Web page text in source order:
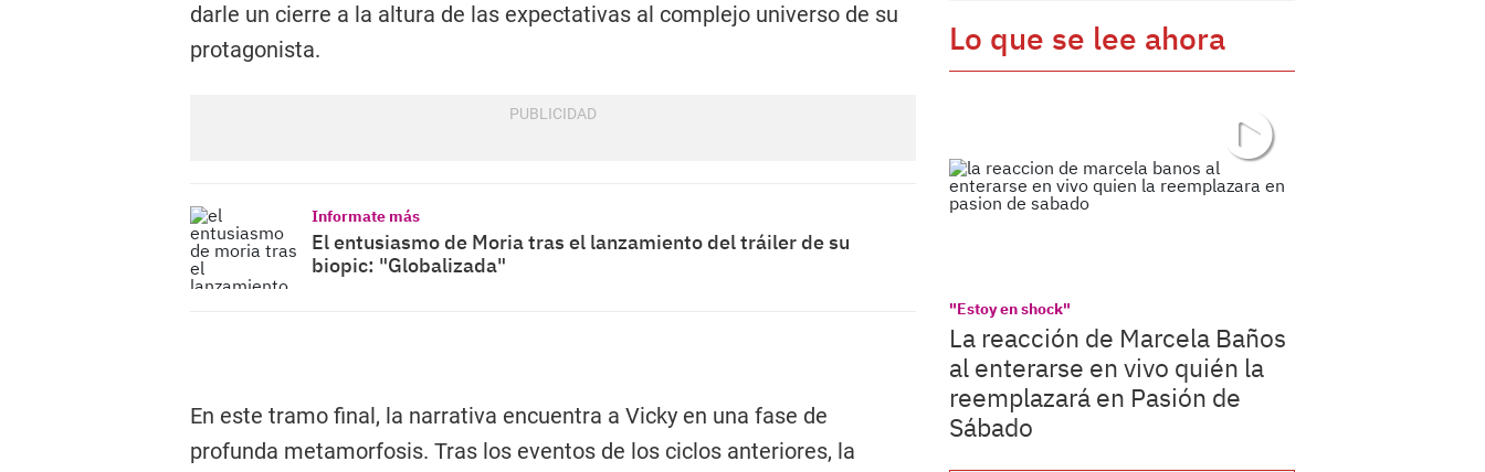
darle un cierre a la altura de las expectativas al complejo universo de su
protagonista.
Informate más
El entusiasmo de Moria tras el lanzamiento del tráiler de su
biopic: "Globalizada"
En este tramo final, la narrativa encuentra a Vicky en una fase de
profunda metamorfosis. Tras los eventos de los ciclos anteriores, la
Lo que se lee ahora
"Estoy en shock"
La reacción de Marcela Baños
al enterarse en vivo quién la
reemplazará en Pasión de
Sábado